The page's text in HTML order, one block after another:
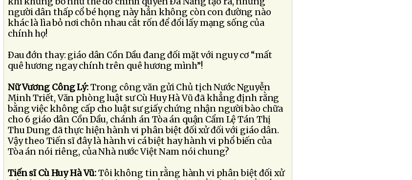
người dân thấp cổ bé họng này hẳn không còn con đường nào
khác là lìa bỏ nơi chôn nhau cắt rốn để đổi lấy mạng sống của
chính họ!
Ðau đớn thay: giáo dân Cồn Dầu đang đối mặt với nguy cơ “mất
quê hương ngay chính trên quê hương mình”!
Nữ Vương Công Lý:Trong công văn gửi Chủ tịch Nước Nguyễn
Minh Triết, Văn phòng luật sư Cù Huy Hà Vũ đã khẳng định rằng
bằng việc không cấp cho luật sư giấy chứng nhận người bào chữa
cho 6 giáo dân Cồn Dầu, chánh án Tòa án quận Cẩm Lệ Tán Thị
Thu Dung đã thực hiện hành vi phân biệt đối xử đối với giáo dân.
Vậy theo Tiến sĩ đây là hành vi cá biệt hay hành vi phổ biến của
Tòa án nói riêng, của Nhà nước Việt Nam nói chung?
Tiến sĩ Cù Huy Hà Vũ:Tôi không tin rằng hành vi phân biệt đối xử